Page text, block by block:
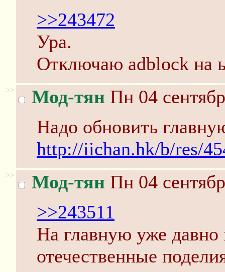
>>243472
Ура.
Отключаю adblock на
>> Мод-тян Пн 04
Надо обновить
http://iichan.hk/b/res/
>> Мод-тян Пн 04
>>243511
На главную уже давно
отечественные